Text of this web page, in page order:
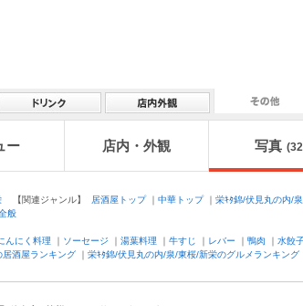
ー 店内・外観 写真
【関連ジャンル】 居酒屋トップ｜ 中華トップ｜ 栄ｷﾀ錦/伏見丸の内/
般
んにく料理 ｜ ソーセージ ｜ 湯葉料理 ｜ 牛すじ ｜ レバー ｜ 鴨肉 ｜ 水餃
居酒屋ランキング ｜ 栄ｷﾀ錦/伏見丸の内/泉/東桜/新栄のグルメランキング